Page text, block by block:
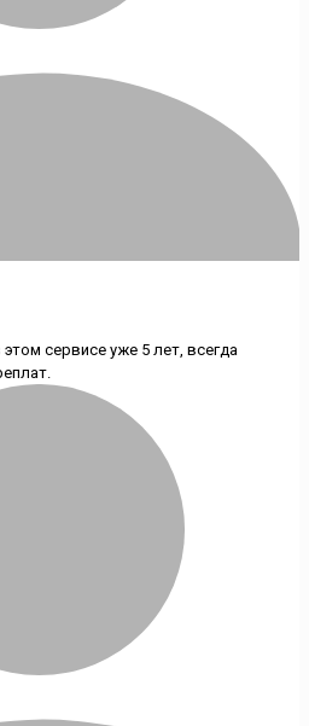
сервисе уже 5 лет, всегда